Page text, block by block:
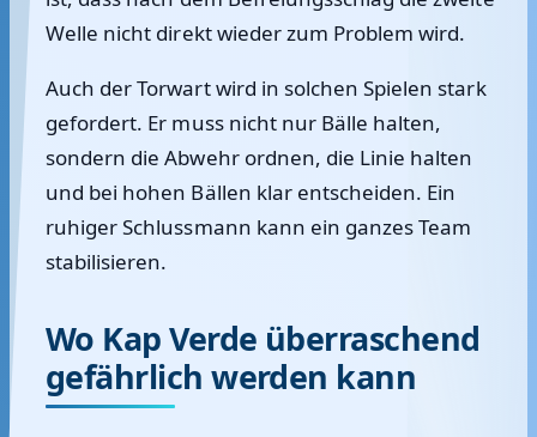
Welle nicht direkt wieder zum Problem wird.
Auch der Torwart wird in solchen Spielen stark
gefordert. Er muss nicht nur Bälle halten,
sondern die Abwehr ordnen, die Linie halten
und bei hohen Bällen klar entscheiden. Ein
ruhiger Schlussmann kann ein ganzes Team
stabilisieren.
Wo Kap Verde überraschend
gefährlich werden kann